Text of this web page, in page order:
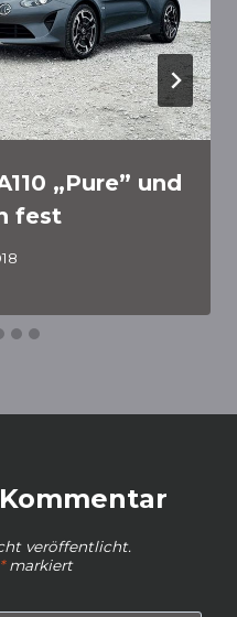
„Pure” und
fest
veröffentlicht.
*markiert